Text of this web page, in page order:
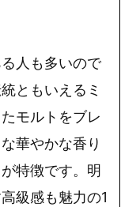
人も多いので
ともいえるミ
モルトをブレ
華やかな香り
特徴です。明
級感も魅力の1